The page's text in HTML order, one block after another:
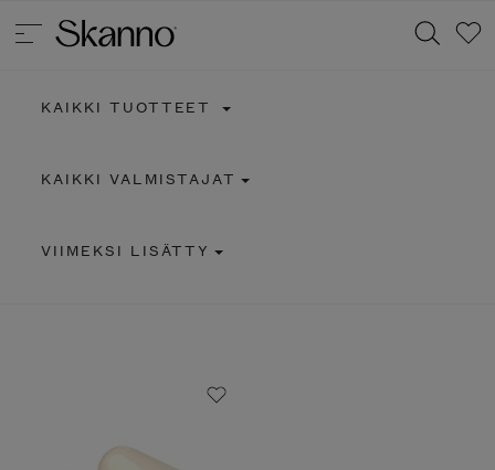
KAIKKI TUOTTEET
KAIKKI VALMISTAJAT
VIIMEKSI LISÄTTY